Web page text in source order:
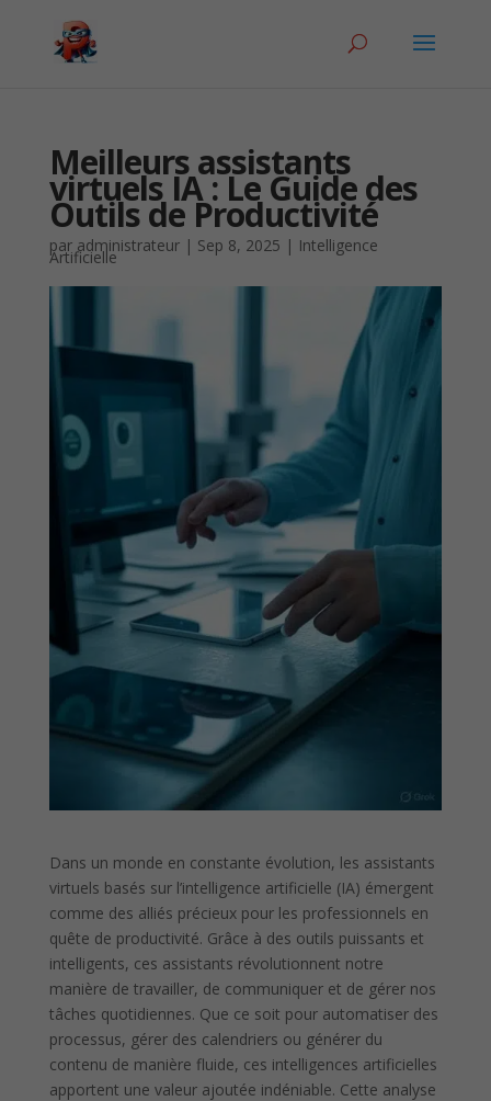
Meilleurs assistants
virtuels IA : Le Guide des
Outils de Productivité
par administrateur| Sep 8, 2025 | Intelligence
Artificielle
Dans un monde en constante évolution, les assistants
virtuels basés sur l’intelligence artificielle (IA) émergent
comme des alliés précieux pour les professionnels en
quête de productivité. Grâce à des outils puissants et
intelligents, ces assistants révolutionnent notre
manière de travailler, de communiquer et de gérer nos
tâches quotidiennes. Que ce soit pour automatiser des
processus, gérer des calendriers ou générer du
contenu de manière fluide, ces intelligences artificielles
apportent une valeur ajoutée indéniable. Cette analyse